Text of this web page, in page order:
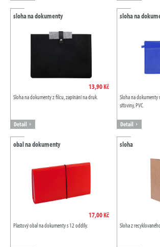
sloha na dokumenty
13,90 Kč
Sloha na dokumenty z filcu, zapínání na druk.
Detail
sloha na
Sloha na dokumenty
síťoviny, PVC.
Detail
obal na dokumenty
17,00 Kč
Plastový obal na dokumenty s 12 oddíly.
sloha
Sloha z